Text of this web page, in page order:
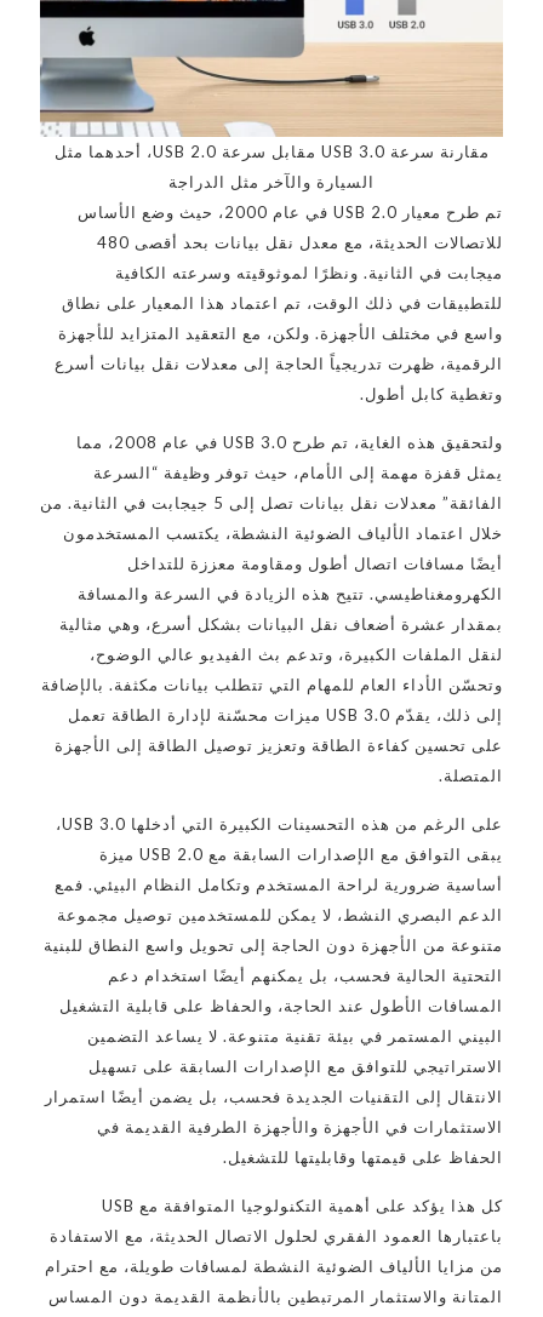
مقارنة سرعة USB 3.0 مقابل سرعة USB 2.0، أحدهما مثل
السيارة والآخر مثل الدراجة
تم طرح معيار USB 2.0 في عام 2000، حيث وضع الأساس
للاتصالات الحديثة، مع معدل نقل بيانات بحد أقصى 480
ميجابت في الثانية. ونظرًا لموثوقيته وسرعته الكافية
للتطبيقات في ذلك الوقت، تم اعتماد هذا المعيار على نطاق
واسع في مختلف الأجهزة. ولكن، مع التعقيد المتزايد للأجهزة
الرقمية، ظهرت تدريجياً الحاجة إلى معدلات نقل بيانات أسرع
وتغطية كابل أطول.
ولتحقيق هذه الغاية، تم طرح USB 3.0 في عام 2008، مما
يمثل قفزة مهمة إلى الأمام، حيث توفر وظيفة “السرعة
الفائقة” معدلات نقل بيانات تصل إلى 5 جيجابت في الثانية. من
خلال اعتماد الألياف الضوئية النشطة، يكتسب المستخدمون
أيضًا مسافات اتصال أطول ومقاومة معززة للتداخل
الكهرومغناطيسي. تتيح هذه الزيادة في السرعة والمسافة
بمقدار عشرة أضعاف نقل البيانات بشكل أسرع، وهي مثالية
لنقل الملفات الكبيرة، وتدعم بث الفيديو عالي الوضوح،
وتحسّن الأداء العام للمهام التي تتطلب بيانات مكثفة. بالإضافة
إلى ذلك، يقدّم USB 3.0 ميزات محسّنة لإدارة الطاقة تعمل
على تحسين كفاءة الطاقة وتعزيز توصيل الطاقة إلى الأجهزة
المتصلة.
على الرغم من هذه التحسينات الكبيرة التي أدخلها USB 3.0،
يبقى التوافق مع الإصدارات السابقة مع USB 2.0 ميزة
أساسية ضرورية لراحة المستخدم وتكامل النظام البيئي. فمع
الدعم البصري النشط، لا يمكن للمستخدمين توصيل مجموعة
متنوعة من الأجهزة دون الحاجة إلى تحويل واسع النطاق للبنية
التحتية الحالية فحسب، بل يمكنهم أيضًا استخدام دعم
المسافات الأطول عند الحاجة، والحفاظ على قابلية التشغيل
البيني المستمر في بيئة تقنية متنوعة. لا يساعد التضمين
الاستراتيجي للتوافق مع الإصدارات السابقة على تسهيل
الانتقال إلى التقنيات الجديدة فحسب، بل يضمن أيضًا استمرار
الاستثمارات في الأجهزة والأجهزة الطرفية القديمة في
الحفاظ على قيمتها وقابليتها للتشغيل.
كل هذا يؤكد على أهمية التكنولوجيا المتوافقة مع USB
باعتبارها العمود الفقري لحلول الاتصال الحديثة، مع الاستفادة
من مزايا الألياف الضوئية النشطة لمسافات طويلة، مع احترام
المتانة والاستثمار المرتبطين بالأنظمة القديمة دون المساس